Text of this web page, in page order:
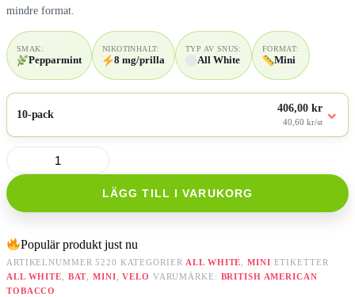
mindre format.
SMAK:
Pepparmint
NIKOTINHALT:
8 mg/prilla
TYP AV SNUS:
All White
FORMAT:
Mini
10-pack
406,00 kr
40,60 kr/st ⌄
VELO
Crispy
Peppermint
Mini
mängd
LÄGG TILL I VARUKORG
Populär produkt just nu
ARTIKELNUMMER5220 KATEGORIER ALL WHITE ,MINI ETIKETTER
ALL WHITE
BAT ,MINI ,VELO VARUMÄRKE: BRITISH AMERICAN
TOBACCO